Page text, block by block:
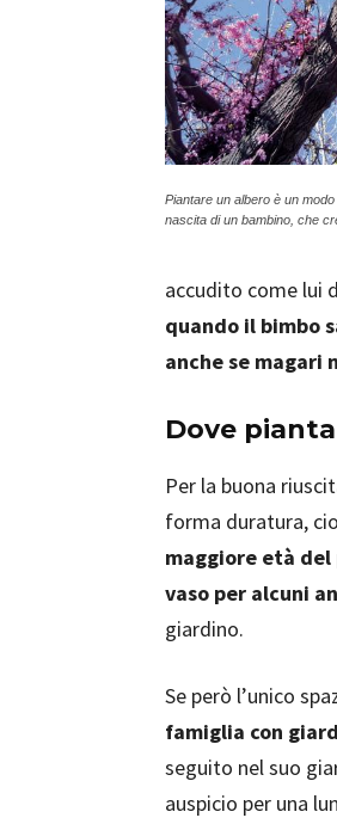
Piantare un albero è un
nascita di un bambino, che
accudito come lui
quando il bimbo
anche se magari
Dove
Per la buona
forma duratura,
maggiore età del
vaso per alcuni
giardino.
Se però l’unico
famiglia con
seguito nel suo
auspicio per una